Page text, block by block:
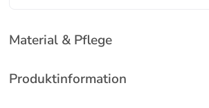
Material & Pflege
Produktinformation